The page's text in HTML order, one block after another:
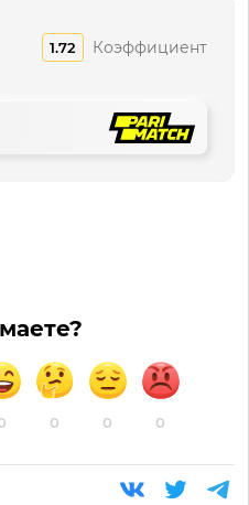
1.72 Коэффициент
0 0 0